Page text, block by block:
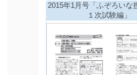
2015年1月号「ふぞろいな
１次試験編」